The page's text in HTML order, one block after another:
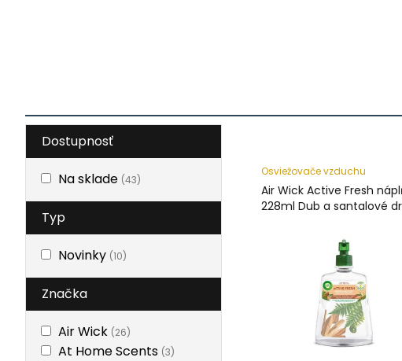
Dostupnosť
Na sklade (43)
Typ
Novinky (10)
Značka
Air Wick (26)
At Home Scents (3)
Osviežovače vzduchu
Air Wick Active Fresh
228ml Dub a santalové